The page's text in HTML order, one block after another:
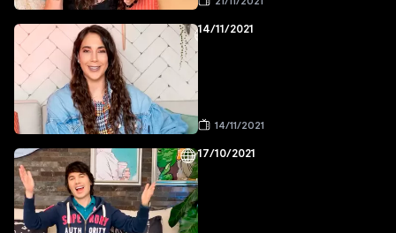
14/11/2021
14/11/2021
17/10/2021